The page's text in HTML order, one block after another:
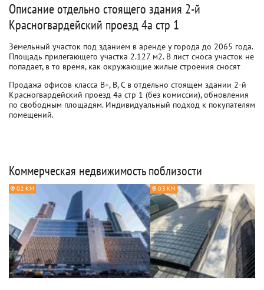
Описание отдельно стоящего здания 2-й
Красногвардейский проезд 4а стр 1
Земельный участок под зданием в аренде у города до 2065 года.
Площадь прилегающего участка 2.127 м2. В лист сноса участок не
попадает, в то время, как окружающие жилые строения сносят
Продажа офисов класса B+, B, C в отдельно стоящем здании 2-й
Красногвардейский проезд 4а стр 1 (без комиссии), обновления
по свободным площадям. Индивидуальный подход к покупателям
помещений.
Коммерческая недвижимость поблизости
0.2 КМ 0.3 КМ